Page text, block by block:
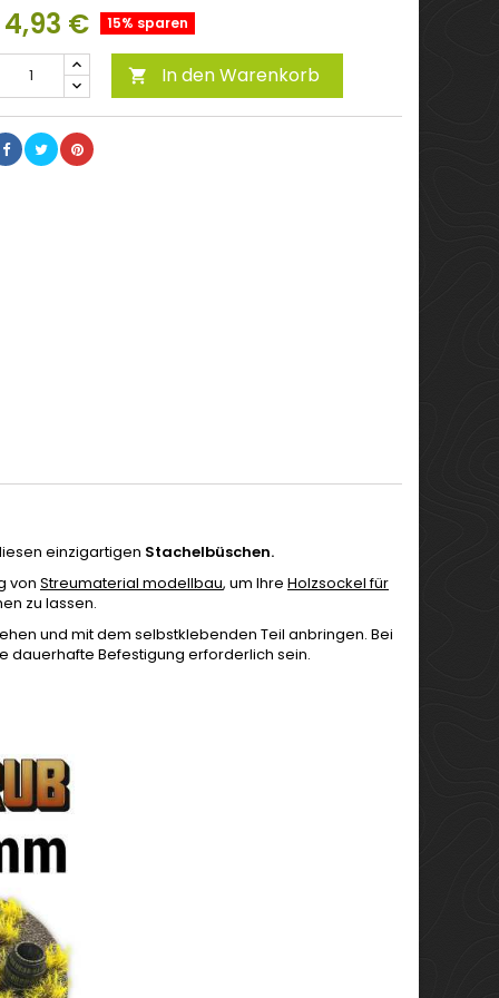
4,93 € 15% sparen
 In den Warenkorb
einzigartigen Stachelbüschen.
von Streumaterial modellbau, um Ihre Holzsockel für
zu lassen.
und mit dem selbstklebenden Teil anbringen. Bei
dauerhafte Befestigung erforderlich sein.